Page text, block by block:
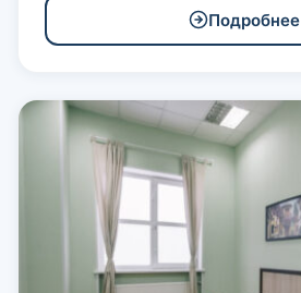
Подробнее